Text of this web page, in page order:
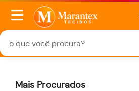
Mais Procurados